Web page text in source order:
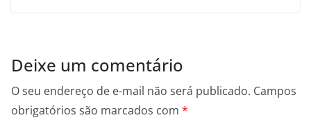
Deixe um comentário
O seu endereço de e-mail não será publicado. Campos
obrigatórios são marcados com *